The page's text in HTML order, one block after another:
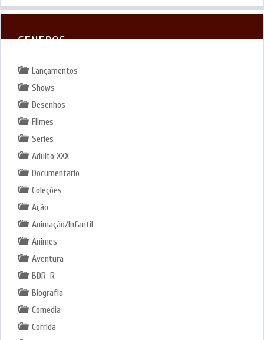
GENEROS
Lançamentos
Shows
Desenhos
Filmes
Series
Adulto XXX
Documentario
Coleções
Ação
Animação/Infantil
Animes
Aventura
BDR-R
Biografia
Comedia
Corrida